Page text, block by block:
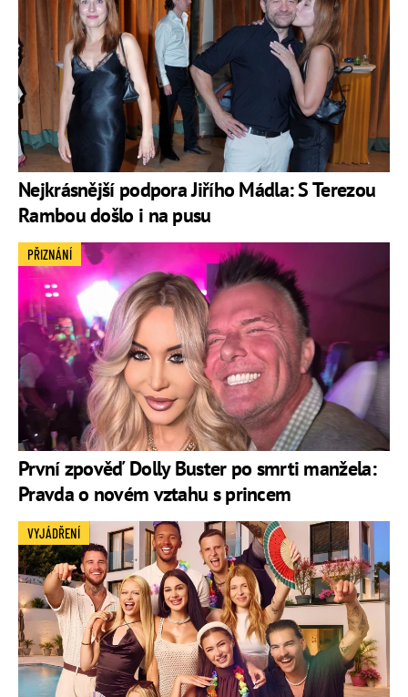
Nejkrásnější podpora Jiřího Mádla: S Terezou
Rambou došlo i na pusu
První zpověď Dolly Buster po smrti manžela:
Pravda o novém vztahu s princem
PŘIZNÁNÍ
VYJÁDŘENÍ